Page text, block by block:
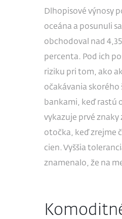
Dlhopisové výnosy
oceána a posunuli
obchodoval nad
percenta. Pod ich
riziku pri tom, ako
očakávania
bankami, keď rastú
vykazuje prvé
otočka, keď zrejme
cien. Vyššia
znamenalo, že na